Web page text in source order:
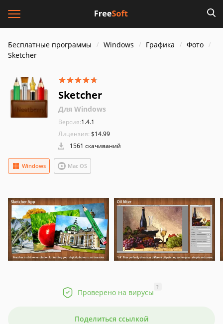
Бесплатные программы Windows Графика
Фото
Sketcher
Sketcher
Для Windows
Версия:1.4.1
Лицензия: $14.99
1561 скачиваний
Mac OS
Windows
Проверено на вирусы
?
Поделиться ссылкой